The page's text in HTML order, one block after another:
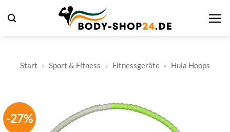
Inhalt
Start » Sport & Fitness » Fitnessgeräte » Hula Hoops
-27%